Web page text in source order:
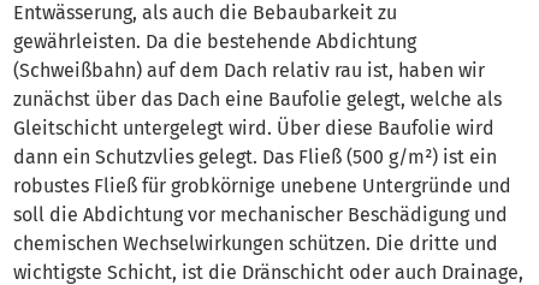
Entwässerung, als auch die Bebaubarkeit zu
gewährleisten. Da die bestehende Abdichtung
(Schweißbahn) auf dem Dach relativ rau ist, haben wir
zunächst über das Dach eine Baufolie gelegt, welche als
Gleitschicht untergelegt wird. Über diese Baufolie wird
dann ein Schutzvlies gelegt. Das Fließ (500 g/m²) ist ein
robustes Fließ für grobkörnige unebene Untergründe und
soll die Abdichtung vor mechanischer Beschädigung und
chemischen Wechselwirkungen schützen. Die dritte und
wichtigste Schicht, ist die Dränschicht oder auch Drainage,